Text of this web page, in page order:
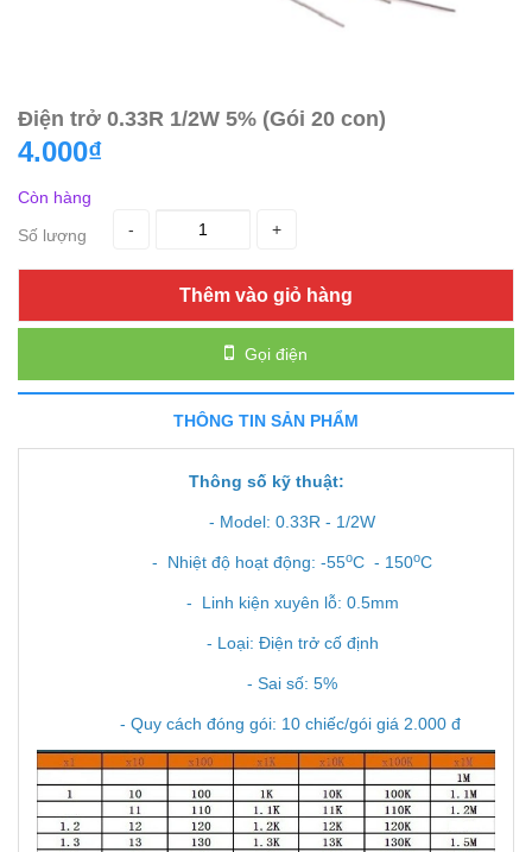
Điện trở 0.33R 1/2W 5% (Gói 20 con)
4.000₫
Còn hàng
Số lượng
- +
Thêm vào giỏ hàng
Gọi điện
THÔNG TIN SẢN PHẨM
Thông số kỹ thuật:
- Model: 0.33R - 1/2W
- Nhiệt độ hoạt động: -55oC - 150oC
- Linh kiện xuyên lỗ: 0.5mm
- Loại: Điện trở cố định
- Sai số: 5%
- Quy cách đóng gói: 10 chiếc/gói giá 2.000 đ